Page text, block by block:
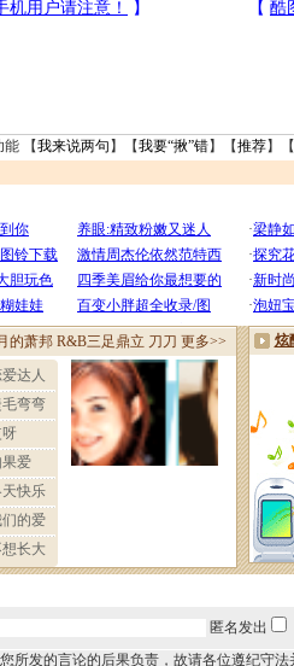
能 【我来说两句 】【我要“揪”错】【推荐】
匿名发出
所发的言论的后果负责，故请各位遵纪守